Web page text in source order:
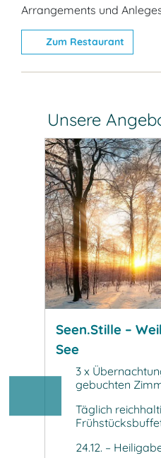
Arrangements und
Zum Restaurant
Unsere
Seen.Stille –
See
3 x
gebuchten
Täglich
24.12. –